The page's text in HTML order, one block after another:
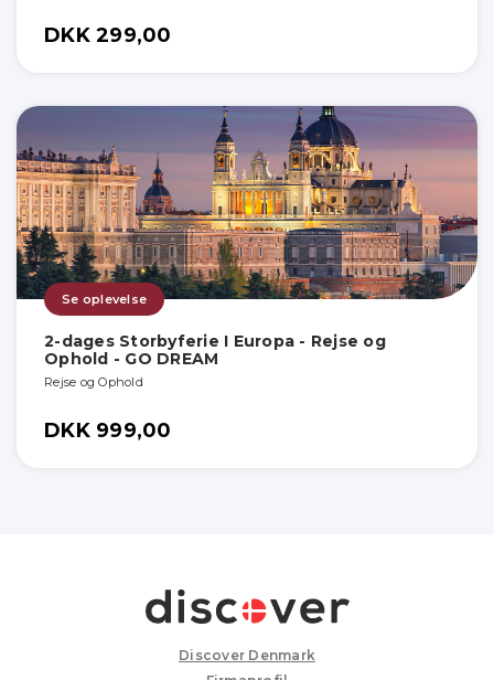
DKK 299,00
Se oplevelse
2-dages Storbyferie I Europa - Rejse og
Ophold - GO DREAM
Rejse og Ophold
DKK 999,00
Discover Denmark